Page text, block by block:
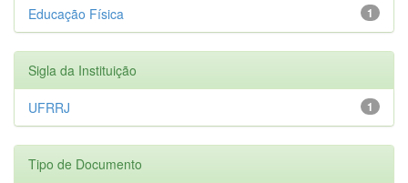
1
Educação Física
Sigla da Instituição
1
UFRRJ
Tipo de Documento